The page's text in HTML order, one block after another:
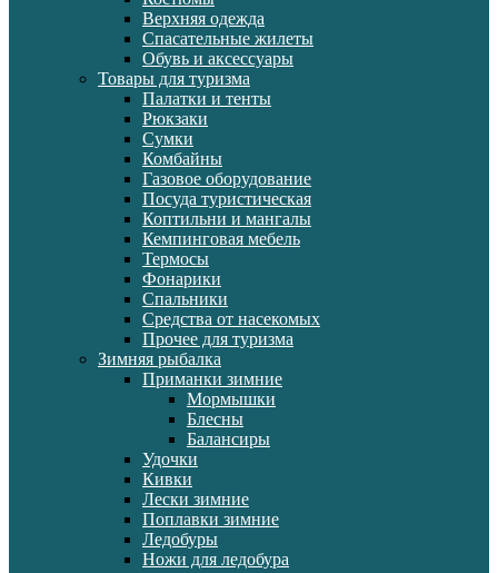
Верхняя одежда
Спасательные жилеты
Обувь и аксессуары
Товары для туризма
Палатки и тенты
Рюкзаки
Сумки
Комбайны
Газовое оборудование
Посуда туристическая
Коптильни и мангалы
Кемпинговая мебель
Термосы
Фонарики
Спальники
Средства от насекомых
Прочее для туризма
Зимняя рыбалка
Приманки зимние
Мормышки
Блесны
Балансиры
Удочки
Кивки
Лески зимние
Поплавки зимние
Ледобуры
Ножи для ледобура